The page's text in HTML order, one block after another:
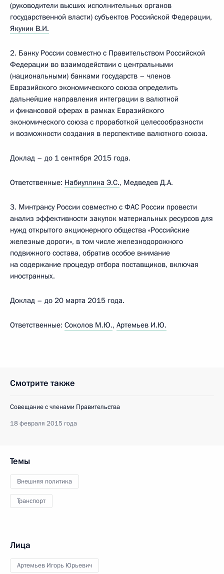
(руководители высших исполнительных органов
государственной власти) субъектов Российской Федерации,
Якунин В.И.
2. Банку России совместно с Правительством Российской
Федерации во взаимодействии с центральными
(национальными) банками государств – членов
Евразийского экономического союза определить
дальнейшие направления интеграции в валютной
и финансовой сферах в рамках Евразийского
экономического союза с проработкой целесообразности
и возможности создания в перспективе валютного союза.
Доклад – до 1 сентября 2015 года.
Ответственные: Набиуллина Э.С., Медведев Д.А.
3. Минтрансу России совместно с ФАС России провести
анализ эффективности закупок материальных ресурсов для
нужд открытого акционерного общества «Российские
железные дороги», в том числе железнодорожного
подвижного состава, обратив особое внимание
на содержание процедур отбора поставщиков, включая
иностранных.
Доклад – до 20 марта 2015 года.
Ответственные: Соколов М.Ю., Артемьев И.Ю.
Смотрите также
Совещание с членами Правительства
18 февраля 2015 года
Темы
Внешняя политика
Транспорт
Лица
Артемьев Игорь Юрьевич